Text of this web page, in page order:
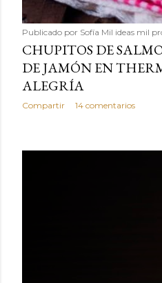
Publicado por Sofía Mil ideas mil
CHUPITOS DE
DE JAMÓN EN
ALEGRÍA
Compartir 14 comentarios